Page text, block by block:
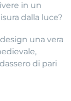
in un
dalla luce?
una vera
di pari